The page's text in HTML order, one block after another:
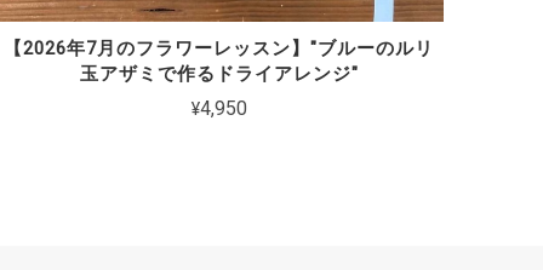
【2026年7月のフラワーレッスン】"ブルーのルリ
玉アザミで作るドライアレンジ"
¥4,950